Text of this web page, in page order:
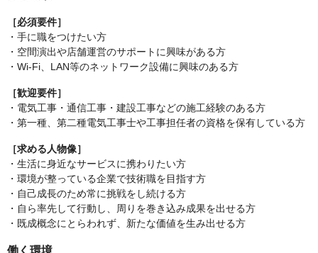
［必須要件］
・手に職をつけたい方
・空間演出や店舗運営のサポートに興味がある方
・Wi-Fi、LAN等のネットワーク設備に興味のある方
［歓迎要件］
・電気工事・通信工事・建設工事などの施工経験のある方
・第一種、第二種電気工事士や工事担任者の資格を保有している方
［求める人物像］
・生活に身近なサービスに携わりたい方
・環境が整っている企業で技術職を目指す方
・自己成長のため常に挑戦をし続ける方
・自ら率先して行動し、周りを巻き込み成果を出せる方
・既成概念にとらわれず、新たな価値を生み出せる方
働く環境